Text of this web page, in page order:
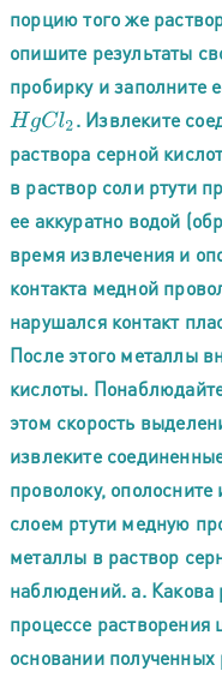
порцию того же
опишите результаты
пробирку и заполните
HgCl2
. Извлеките
раствора серной
в раствор соли ртути
ее аккуратно водой
время извлечения и
контакта медной
нарушался контакт
После этого металлы
кислоты.
этом скорость
извлеките
проволоку,
слоем ртути медную
металлы в раствор
наблюдений. а. Какова
процессе растворения
основании полученных